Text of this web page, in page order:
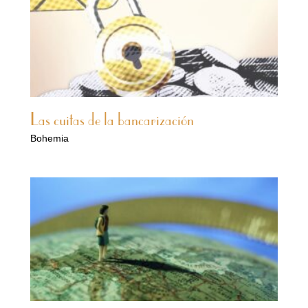
Las cuitas de la bancarización
Bohemia